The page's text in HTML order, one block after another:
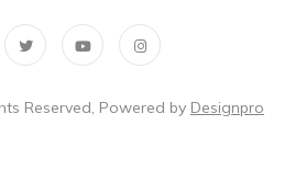
Reserved, Powered by Designpro